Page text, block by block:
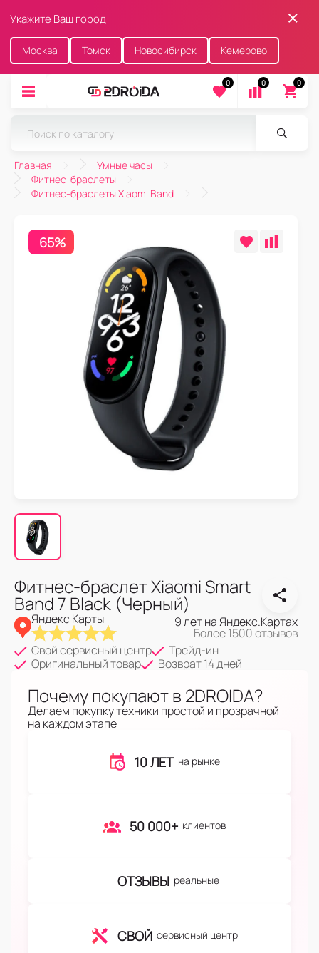
Укажите Ваш город
Москва Томск Новосибирск Кемерово
0 0 0
Главная
Умные часы
Фитнес-браслеты
Фитнес-браслеты Xiaomi Band
65%
Фитнес-браслет Xiaomi Smart
Band 7 Black (Черный)
Яндекс Карты 9 лет на Яндекс.Картах
Более 1500 отзывов
Свой сервисный центр
Трейд-ин
Оригинальный товар
Возврат 14 дней
Почему покупают в 2DROIDA?
Делаем покупку техники простой и прозрачной
на каждом этапе
10 ЛЕТ на рынке
50 000+ клиентов
ОТЗЫВЫ реальные
СВОЙ сервисный центр